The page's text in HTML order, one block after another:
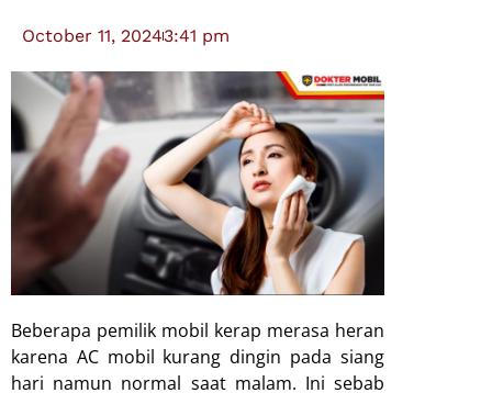
October 11, 20243:41 pm
Beberapa pemilik mobil kerap merasa heran
karena AC mobil kurang dingin pada siang
hari namun normal saat malam. Ini sebab